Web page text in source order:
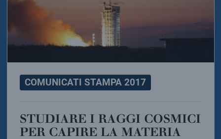
COMUNICATI STAMPA 2017
STUDIARE I RAGGI COSMICI
PER CAPIRE LA MATERIA